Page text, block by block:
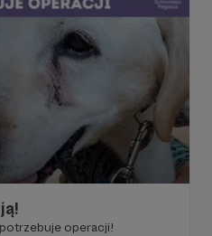
operacji!